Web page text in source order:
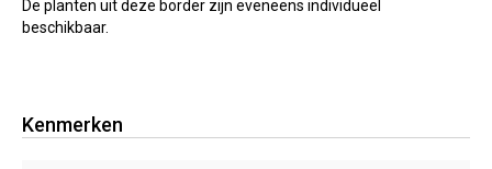
De planten uit deze border zijn eveneens individueel
beschikbaar.
Kenmerken